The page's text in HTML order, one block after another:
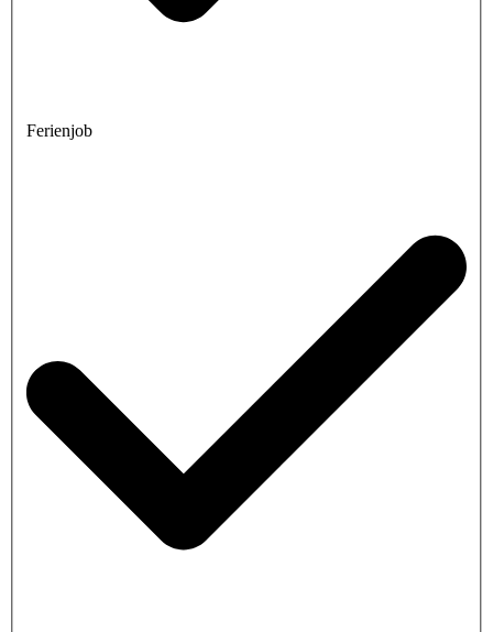
Ferienjob